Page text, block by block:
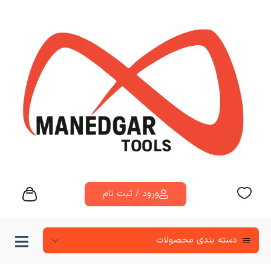
ورود / ثبت نام
دسته‌ بندی محصولات